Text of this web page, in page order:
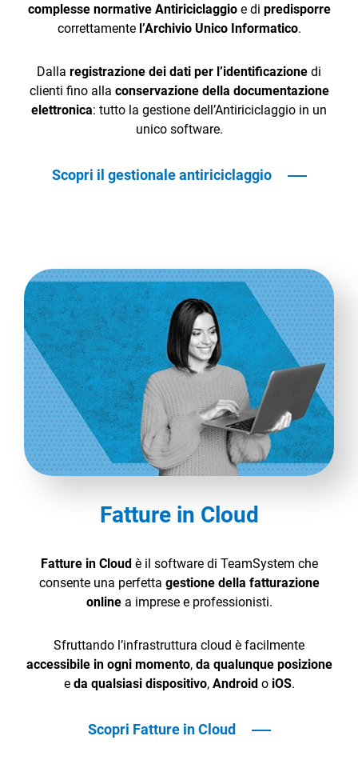
complesse normative Antiriciclaggioe di predisporre
correttamente l’Archivio Unico Informatico.
Dalla registrazione dei dati per l’identificazione di
clienti fino alla conservazione della documentazione
elettronica: tutto la gestione dell’Antiriciclaggio in un
unico software.
Scopri il gestionale antiriciclaggio
Fatture in Cloud
Fatture in Cloudè il software di TeamSystem che
consente una perfetta gestione della fatturazione
onlinea imprese e professionisti.
Sfruttando l’infrastruttura cloud è facilmente
accessibile in ogni momento, da qualunque posizione
e da qualsiasi dispositivo, Androido iOS.
Scopri Fatture in Cloud